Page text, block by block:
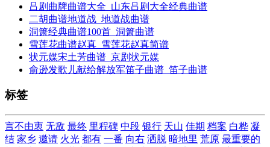
吕剧曲牌曲谱大全_山东吕剧大全经典曲谱
二胡曲谱地道战_地道战曲谱
洞箫经典曲谱100首_洞箫曲谱
雪莲花曲谱赵真_雪莲花赵真简谱
状元媒宋土芳曲谱_京剧状元媒
俞逊发歌儿献给解放军笛子曲谱_笛子曲谱
标签
言不由衷 无敌 最终 里程碑 中段 银行 天山 佳期 档案 白桦 凝
结 家乡 邀请 火光 都有 一番 向右 洒脱 暗地里 荒原 最重要的